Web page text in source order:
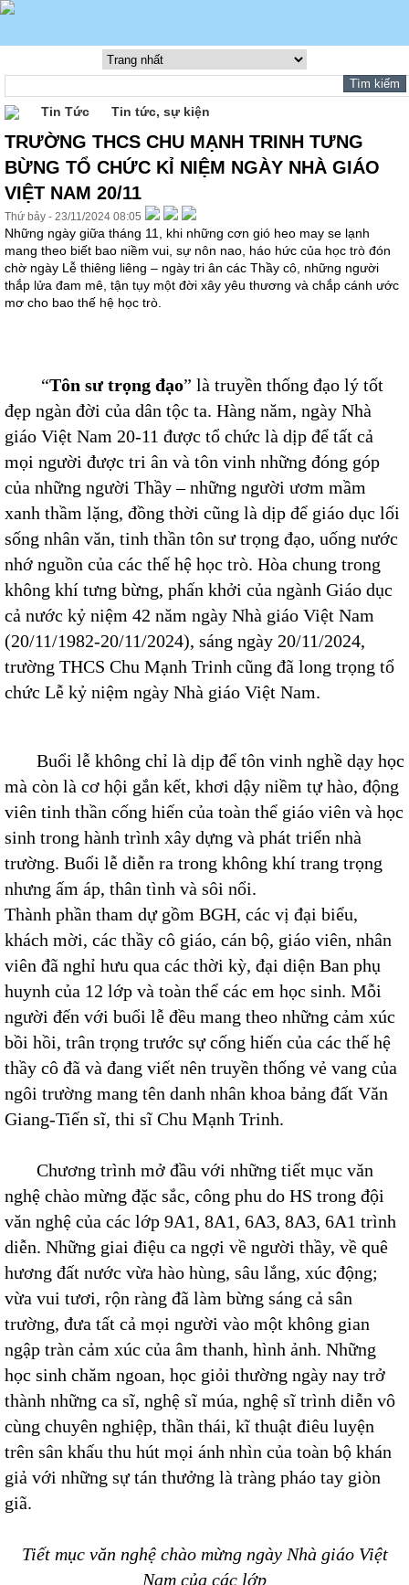
Tin Tức Tin tức, sự kiện
TRƯỜNG THCS CHU MẠNH TRINH TƯNG
BỪNG TỔ CHỨC KỈ NIỆM NGÀY NHÀ GIÁO
VIỆT NAM 20/11
Thứ bảy - 23/11/2024 08:05
Những ngày giữa tháng 11, khi những cơn gió heo may se lạnh
mang theo biết bao niềm vui, sự nôn nao, háo hức của học trò đón
chờ ngày Lễ thiêng liêng – ngày tri ân các Thầy cô, những người
thắp lửa đam mê, tận tụy một đời xây yêu thương và chắp cánh ước
mơ cho bao thế hệ học trò.
“Tôn sư trọng đạo” là truyền thống đạo lý tốt
đẹp ngàn đời của dân tộc ta. Hàng năm, ngày Nhà
giáo Việt Nam 20-11 được tổ chức là dịp để tất cả
mọi người được tri ân và tôn vinh những đóng góp
của những người Thầy – những người ươm mầm
xanh thầm lặng, đồng thời cũng là dịp để giáo dục lối
sống nhân văn, tinh thần tôn sư trọng đạo, uống nước
nhớ nguồn của các thế hệ học trò. Hòa chung trong
không khí tưng bừng, phấn khởi của ngành Giáo dục
cả nước kỷ niệm 42 năm ngày Nhà giáo Việt Nam
(20/11/1982-20/11/2024), sáng ngày 20/11/2024,
trường THCS Chu Mạnh Trinh cũng đã long trọng tổ
chức Lễ kỷ niệm ngày Nhà giáo Việt Nam.
Buổi lễ không chỉ là dịp để tôn vinh nghề dạy học
mà còn là cơ hội gắn kết, khơi dậy niềm tự hào, động
viên tinh thần cống hiến của toàn thể giáo viên và học
sinh trong hành trình xây dựng và phát triển nhà
trường. Buổi lễ diễn ra trong không khí trang trọng
nhưng ấm áp, thân tình và sôi nổi.
Thành phần tham dự gồm BGH, các vị đại biểu,
khách mời, các thầy cô giáo, cán bộ, giáo viên, nhân
viên đã nghỉ hưu qua các thời kỳ, đại diện Ban phụ
huynh của 12 lớp và toàn thể các em học sinh. Mỗi
người đến với buổi lễ đều mang theo những cảm xúc
bồi hồi, trân trọng trước sự cống hiến của các thế hệ
thầy cô đã và đang viết nên truyền thống vẻ vang của
ngôi trường mang tên danh nhân khoa bảng đất Văn
Giang-Tiến sĩ, thi sĩ Chu Mạnh Trinh.
Chương trình mở đầu với những tiết mục văn
nghệ chào mừng đặc sắc, công phu do HS trong đội
văn nghệ của các lớp 9A1, 8A1, 6A3, 8A3, 6A1 trình
diễn. Những giai điệu ca ngợi về người thầy, về quê
hương đất nước vừa hào hùng, sâu lắng, xúc động;
vừa vui tươi, rộn ràng đã làm bừng sáng cả sân
trường, đưa tất cả mọi người vào một không gian
ngập tràn cảm xúc của âm thanh, hình ảnh. Những
học sinh chăm ngoan, học giỏi thường ngày nay trở
thành những ca sĩ, nghệ sĩ múa, nghệ sĩ trình diễn vô
cùng chuyên nghiệp, thần thái, kĩ thuật điêu luyện
trên sân khấu thu hút mọi ánh nhìn của toàn bộ khán
giả với những sự tán thưởng là tràng pháo tay giòn
giã.
Tiết mục văn nghệ chào mừng ngày Nhà giáo Việt
Nam của các lớp